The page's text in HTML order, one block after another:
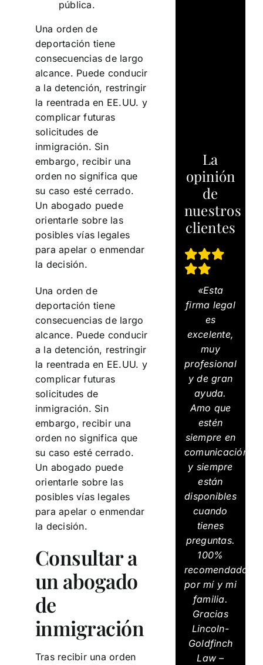
pública.
Una orden de
deportación tiene
consecuencias de largo
alcance. Puede conducir
a la detención, restringir
la reentrada en EE.UU. y
complicar futuras
solicitudes de
inmigración. Sin
embargo, recibir una
orden no significa que
su caso esté cerrado.
Un abogado puede
orientarle sobre las
posibles vías legales
para apelar o enmendar
la decisión.
Una orden de
deportación tiene
consecuencias de largo
alcance. Puede conducir
a la detención, restringir
la reentrada en EE.UU. y
complicar futuras
solicitudes de
inmigración. Sin
embargo, recibir una
orden no significa que
su caso esté cerrado.
Un abogado puede
orientarle sobre las
posibles vías legales
para apelar o enmendar
la decisión.
Consultar a
un abogado
de
inmigración
Tras recibir una orden
La
opinión
de
nuestros
clientes
«Esta
firma legal
es
excelente,
muy
profesional
y de gran
ayuda.
Amo que
estén
siempre en
comunicación
y siempre
están
disponibles
cuando
tienes
preguntas.
100%
recomendados
por mí y mi
familia.
Gracias
Lincoln-
Goldfinch
Law –